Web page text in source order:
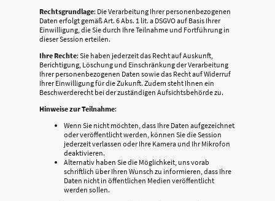
Rechtsgrundlage: Die Verarbeitung Ihrer personenbezogenen
Daten erfolgt gemäß Art. 6 Abs. 1 lit. a DSGVO auf Basis Ihrer
Einwilligung, die Sie durch Ihre Teilnahme und Fortführung in
dieser Session erteilen.
Ihre Rechte: Sie haben jederzeit das Recht auf Auskunft,
Berichtigung, Löschung und Einschränkung der Verarbeitung
Ihrer personenbezogenen Daten sowie das Recht auf Widerruf
Ihrer Einwilligung für die Zukunft. Zudem steht Ihnen ein
Beschwerderecht bei der zuständigen Aufsichtsbehörde zu.
Hinweise zur Teilnahme:
Wenn Sie nicht möchten, dass Ihre Daten aufgezeichnet
oder veröffentlicht werden, können Sie die Session
jederzeit verlassen oder Ihre Kamera und Ihr Mikrofon
deaktivieren.
Alternativ haben Sie die Möglichkeit, uns vorab
schriftlich über Ihren Wunsch zu informieren, dass Ihre
Daten nicht in öffentlichen Medien veröffentlicht
werden sollen.